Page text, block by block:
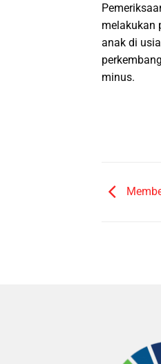
melakukan
anak di
minus.